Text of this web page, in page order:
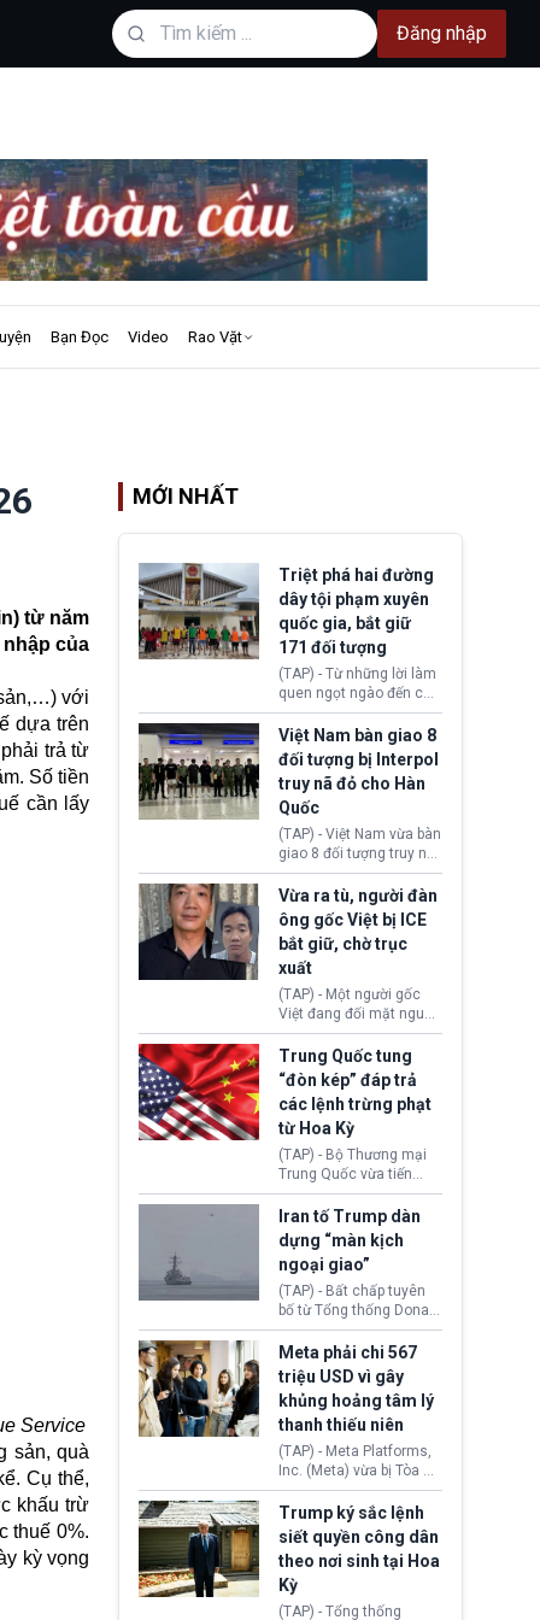
Đăng nhập
Bạn Đọc Video Rao Vặt
từ năm
của
với
dựa trên
trả từ
Số tiền
cần lấy
Service
sản, quà
Cụ thể,
khấu trừ
thuế 0%.
kỳ vọng
MỚI NHẤT
Triệt phá hai đường
dây tội phạm xuyên
quốc gia, bắt giữ
171 đối tượng
(TAP) - Từ những lời làm
quen ngọt ngào đến các
“sàn vàng ảo”, bất động
sản trực tuyến cùng
đường dây đánh bạc quy
mô lớn, hai tổ chức tội
phạm xuyên quốc gia đã
dựng lên mạng lưới hoạt
động tại Việt Nam và
Lào, lôi kéo hàng nghìn
người tham gia, luân
chuyển dòng tiền qua
nhiều lớp tài khoản. Sau
hơn 2 tuần phối hợp truy
xét, lực lượng chức năng
hai nước đã bắt giữ 171
Việt Nam bàn giao 8
đối tượng bị Interpol
truy nã đỏ cho Hàn
Quốc
(TAP) - Việt Nam vừa bàn
giao 8 đối tượng truy nã
đỏ Interpol cho lực lượng
chức năng Hàn Quốc.
Nhóm này bị xác định
lừa đảo 619 nạn nhân,
chiếm đoạt hơn 17,7 tỷ
KRW.
Vừa ra tù, người đàn
ông gốc Việt bị ICE
bắt giữ, chờ trục
xuất
(TAP) - Một người gốc
Việt đang đối mặt nguy
cơ bị trục xuất khỏi Hoa
Kỳ sau khi đã chấp hành
xong bản án liên quan
đến tội ác từ hơn 30
năm trước tại California.
Trung Quốc tung
“đòn kép” đáp trả
các lệnh trừng phạt
từ Hoa Kỳ
(TAP) - Bộ Thương mại
Trung Quốc vừa tiến
hành áp đặt lệnh trừng
phạt lên hàng loạt thực
thể và siết chặt kiểm
soát xuất khẩu máy bay
không người lái (UAV)
sang Hoa Kỳ. Động thái
này nhằm đáp trả các
biện pháp hạn chế
thương mại, áp thuế mới
cùng lệnh cấm công
nghệ gần đây từ phía
Washington.
Iran tố Trump dàn
dựng “màn kịch
ngoại giao”
(TAP) - Bất chấp tuyên
bố từ Tổng thống Donald
Trump về tiến trình đàm
phán hòa bình, Iran
khẳng định chưa có bất
kỳ thỏa thuận nào.
Tehran cho rằng, Hoa Kỳ
chỉ đang dàn dựng “màn
kịch ngoại giao” để xoa
dịu căng thẳng.
Meta phải chi 567
triệu USD vì gây
khủng hoảng tâm lý
thanh thiếu niên
(TAP) - Meta Platforms,
Inc. (Meta) vừa bị Tòa án
bang New Mexico yêu
cầu đóng góp 567 triệu
USD vào một quỹ khắc
phục hậu quả. Quyết
định này diễn ra sau khi
toà xác định, những nền
tảng mạng xã hội
Trump ký sắc lệnh
siết quyền công dân
theo nơi sinh tại Hoa
Kỳ
(TAP) - Tổng thống